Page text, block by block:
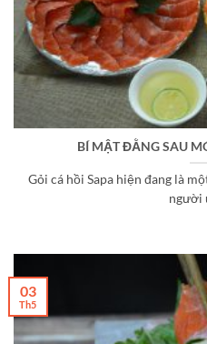
BÍ MẬT ĐẰNG SAU
Gỏi cá hồi Sapa hiện đang là
người
03
Th5